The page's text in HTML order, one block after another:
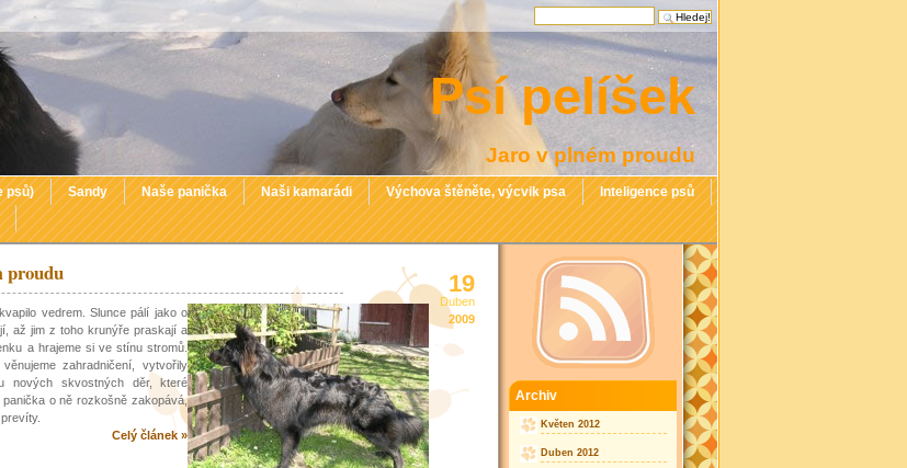
Psí pelíšek
Jaro v plném proudu
psů) Sandy Naše panička Naši kamarádi Výchova štěněte, výcvik psa
Inteligence psů
19
Duben
2009
proudu
vedrem. Slunce pálí jako o
až jim z toho krunýře praskají a
a hrajeme si ve stínu stromů.
zahradničení, vytvořily
nových skvostných děr, které
o ně rozkošně zakopává,
Celý článek »
Archiv
Květen 2012
Duben 2012